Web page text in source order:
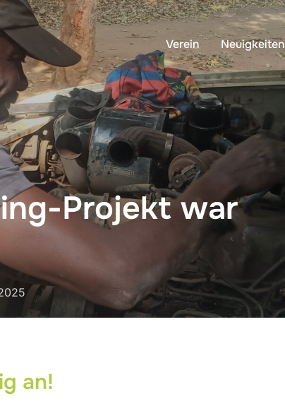
Verein Neuigkeiten
Projekt war
an!